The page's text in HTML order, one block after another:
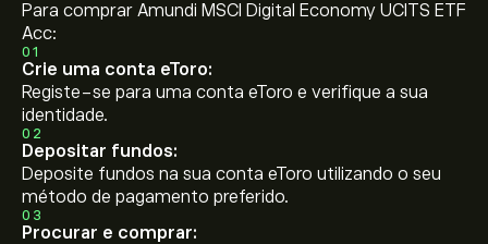
Para comprar Amundi MSCI Digital Economy UCITS ETF
Acc:
01
Crie uma conta eToro:
Registe-se para uma conta eToro e verifique a sua
identidade.
02
Depositar fundos:
Deposite fundos na sua conta eToro utilizando o seu
método de pagamento preferido.
03
Procurar e comprar: